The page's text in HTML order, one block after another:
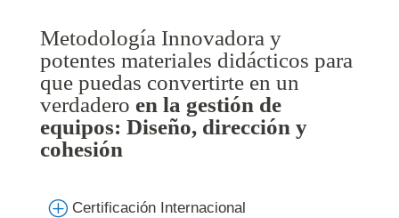
Metodología Innovadora y
potentes materiales didácticos para
que puedas convertirte en un
verdadero en la gestión de
equipos: Diseño, dirección y
cohesión
P Certificación Internacional